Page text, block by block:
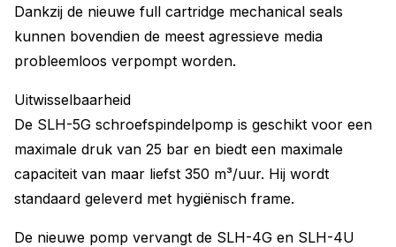
Dankzij de nieuwe full cartridge mechanical seals
kunnen bovendien de meest agressieve media
probleemloos verpompt worden.
Uitwisselbaarheid
De SLH-5G schroefspindelpomp is geschikt voor een
maximale druk van 25 bar en biedt een maximale
capaciteit van maar liefst 350 m³/uur. Hij wordt
standaard geleverd met hygiënisch frame.
De nieuwe pomp vervangt de SLH-4G en SLH-4U